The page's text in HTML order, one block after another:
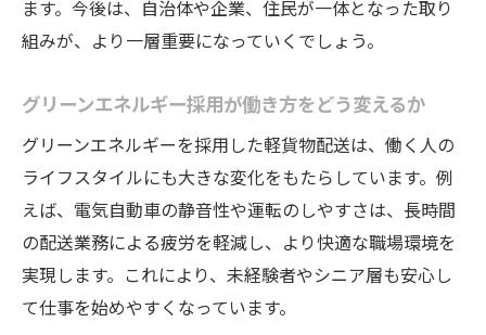
ます。今後は、自治体や企業、住民が一体となった取り
組みが、より一層重要になっていくでしょう。
グリーンエネルギー採用が働き方をどう変えるか
グリーンエネルギーを採用した軽貨物配送は、働く人の
ライフスタイルにも大きな変化をもたらしています。例
えば、電気自動車の静音性や運転のしやすさは、長時間
の配送業務による疲労を軽減し、より快適な職場環境を
実現します。これにより、未経験者やシニア層も安心し
て仕事を始めやすくなっています。